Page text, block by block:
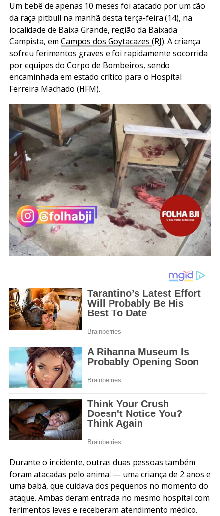
Um bebê de apenas 10 meses foi atacado por um cão
da raça pitbull na manhã desta terça-feira (14), na
localidade de Baixa Grande, região da Baixada
Campista, em Campos dos Goytacazes (RJ). A criança
sofreu ferimentos graves e foi rapidamente socorrida
por equipes do Corpo de Bombeiros, sendo
encaminhada em estado crítico para o Hospital
Ferreira Machado (HFM).
Durante o incidente, outras duas pessoas também
foram atacadas pelo animal — uma criança de 2 anos e
uma babá, que cuidava dos pequenos no momento do
ataque. Ambas deram entrada no mesmo hospital com
ferimentos leves e receberam atendimento médico.